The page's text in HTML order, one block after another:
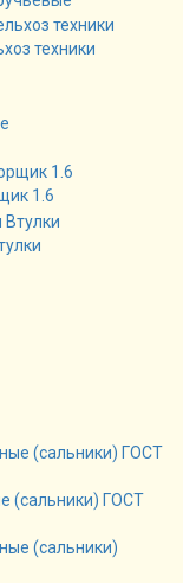
техники
1.6
(сальники) ГОСТ